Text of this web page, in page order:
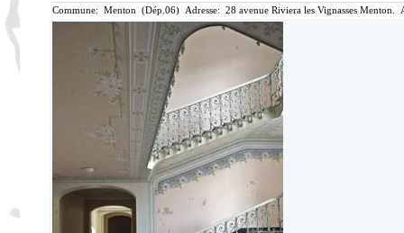
Commune: Menton (Dép.06) Adresse: 28 avenue Riviera les Vignasses